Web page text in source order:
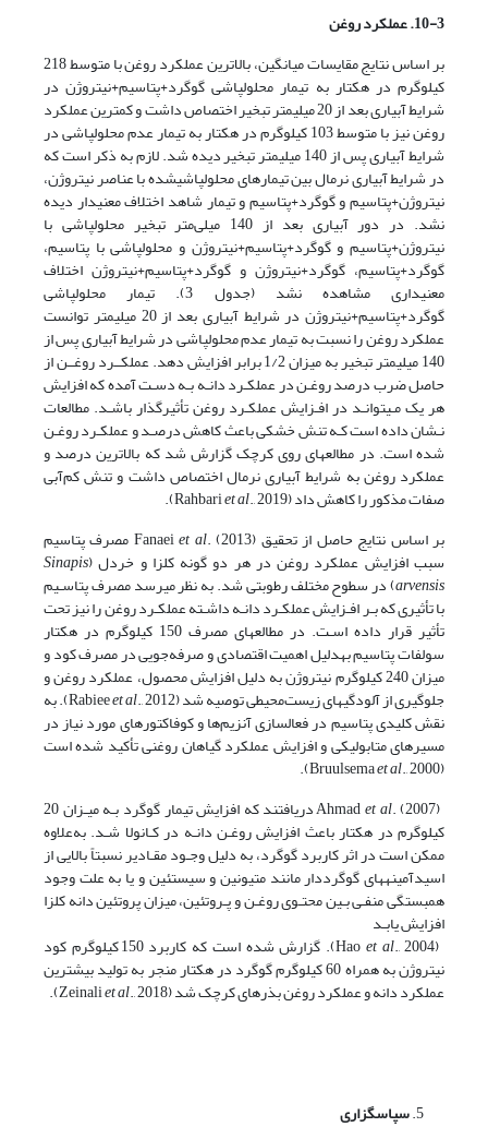
10-3. عملکرد روغن
بر اساس نتایج مقایسات میانگین، بالاترین عملکرد روغن با متوسط 218
کیلوگرم در هکتار به تیمار محلول­پاشی گوگرد+پتاسیم+نیتروژن در
شرایط آبیاری بعد از 20 میلی­متر تبخیر اختصاص داشت و کم­ترین عملکرد
روغن نیز با متوسط 103 کیلوگرم در هکتار به تیمار عدم محلول­پاشی در
شرایط آبیاری پس از 140 میلی­متر تبخیر دیده شد. لازم به ذکر است که
در شرایط آبیاری نرمال بین تیمارهای محلول­پاشی­شده با عناصر نیتروژن،
نیتروژن+پتاسیم و گوگرد+پتاسیم و تیمار شاهد اختلاف معنی­دار دیده
نشد. در دور آبیاری بعد از 140 میلی‌متر تبخیر محلول­پاشی با
نیتروژن+پتاسیم و گوگرد+پتاسیم+نیتروژن و محلول­پاشی با پتاسیم،
گوگرد+پتاسیم، گوگرد+نیتروژن و گوگرد+پتاسیم+نیتروژن اختلاف
معنی­داری مشاهده نشد (جدول 3). تیمار محلول­پاشی
گوگرد+پتاسیم+نیتروژن در شرایط آبیاری بعد از 20 میلی­متر توانست
عملکرد روغن را نسبت به تیمار عدم محلول­پاشی در شرایط آبیاری پس از
140 میلی­متر تبخیر به میزان 1/2 برابر افزایش دهد. عملکــرد روغــن از
حاصل ‌ضرب درصد روغـن در عملکـرد دانـه بـه دسـت آمده که افزایش
هر یک مـی­توانـد در افـزایش عملکـرد روغن تأثیرگذار باشـد. مطالعات
نـشان داده است کـه تنش خشکی باعث کاهش درصـد و عملکـرد روغـن
شده است. در مطالعه­ای روی کرچک گزارش شد که بالاترین درصد و
عملکرد روغن به شرایط آبیاری نرمال اختصاص داشت و تنش کم‌آبی
صفات مذکور را کاهش داد (Rahbari et al., 2019).
بر اساس نتایج حاصل از تحقیق Fanaei
et al . (2013) مصرف پتاسیم
سبب افزایش عملکرد روغن در هر دو گونه کلزا و خردل (Sinapis
arvensis) در سطوح مختلف رطوبتی شد. به نظر می­رسد مصرف پتاسـیم
با تأثیری که بـر افـزایش عملکـرد دانـه داشـته عملکـرد روغن را نیز تحت
تأثیر قرار داده اسـت. در مطالعه­ای مصرف 150 کیلوگرم در هکتار
سولفات پتاسیم به­دلیل اهمیت اقتصادی و صرفه‌جویی در مصرف کود و
میزان 240 کیلوگرم نیتروژن به دلیل افزایش محصول، عملکرد روغن و
جلوگیری از آلودگی­های زیست‌محیطی توصیه شد (Rabiee et al ., 2012). به
نقش کلیدی پتاسیم در فعال­سازی آنزیم‌ها و کوفاکتورهای مورد نیاز در
مسیرهای متابولیکی و افزایش عملکرد گیاهان روغنی تأکید شده است
(Bruulsema
et al., 2000).
et al . (2007) دریافتند که افزایش تیمار گوگرد بـه میـزان 20
کیلوگرم در هکتار باعث افزایش روغـن دانـه در کـانولا شـد. به‌علاوه
ممکن است در اثر کاربرد گوگرد، به دلیل وجـود مقـادیر نسبتاً بالایی از
اسید­آمینه­های گوگرددار مانند متیونین و سیستئین و یا به علت وجود
همبستگی منفـی بـین محتـوی روغـن و پـروتئین، میزان پروتئین دانه کلزا
افزایش یابـد
(Hao
et al ., 2004). گزارش شده است که کاربرد 150 کیلوگرم کود
نیتروژن به همراه 60 کیلوگرم گوگرد در هکتار منجر به تولید بیشترین
عملکرد دانه و عملکرد روغن بذرهای کرچک شد (Zeinali et al., 2018).
سپاسگزاری